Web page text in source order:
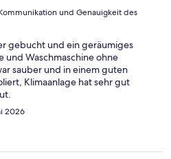
und Genauigkeit des
gebucht und ein geräumiges
und Waschmaschine ohne
sauber und in einem guten
Klimaanlage hat sehr gut
2026